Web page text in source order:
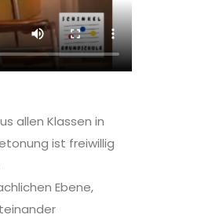
allen Klassen in
ist freiwillig
Ebene,